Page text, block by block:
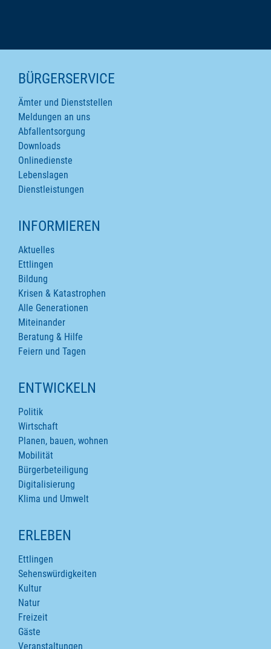
SEITENINHALTE
BÜRGERSERVICE
Ämter und Dienststellen
Meldungen an uns
Abfallentsorgung
Downloads
Onlinedienste
Lebenslagen
Dienstleistungen
INFORMIEREN
Aktuelles
Ettlingen
Bildung
Krisen & Katastrophen
Alle Generationen
Miteinander
Beratung & Hilfe
Feiern und Tagen
ENTWICKELN
Politik
Wirtschaft
Planen, bauen, wohnen
Mobilität
Bürgerbeteiligung
Digitalisierung
Klima und Umwelt
ERLEBEN
Ettlingen
Sehenswürdigkeiten
Kultur
Natur
Freizeit
Gäste
Veranstaltungen